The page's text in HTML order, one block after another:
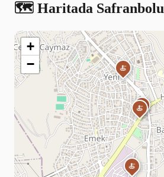
🗺️ Haritada Safranbolu
🍝
🍝
🍝
🍝
+
−